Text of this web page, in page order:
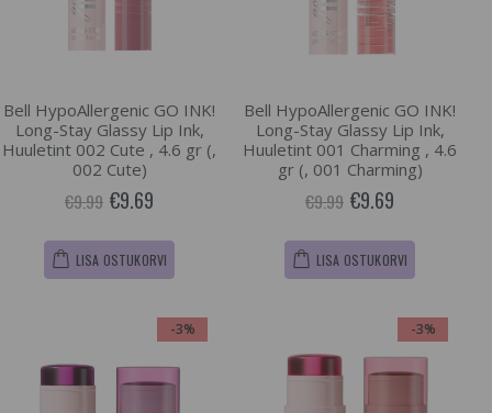
Bell HypoAllergenic GO INK!
Long-Stay Glassy Lip Ink,
Huuletint 002 Cute , 4.6 gr (,
002 Cute)
€9.99 €9.69
LISA OSTUKORVI
Bell HypoAllergenic GO INK!
Long-Stay Glassy Lip Ink,
Huuletint 001 Charming , 4.6
gr (, 001 Charming)
€9.99 €9.69
LISA OSTUKORVI
-3% -3%